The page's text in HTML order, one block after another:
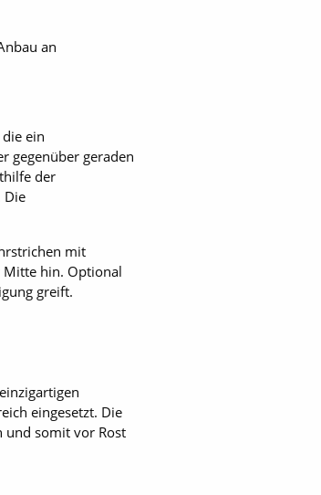
an
ein
gegenüber geraden
der
Die
mit
Mitte hin. Optional
greift.
eingesetzt. Die
und somit vor Rost